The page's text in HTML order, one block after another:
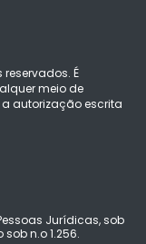
É
meio de
autorização escrita
Jurídicas, sob
n.o 1.256.